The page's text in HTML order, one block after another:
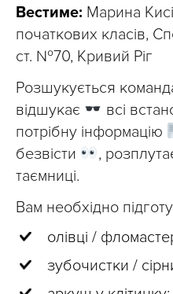
Вестиме: Марина
початкових класів,
ст. №70, Кривий Ріг
Розшукується
відшукає
всі
потрібну інформацію
безвісти
,
таємниці.
Вам необхідно
олівці /
зубочистки /